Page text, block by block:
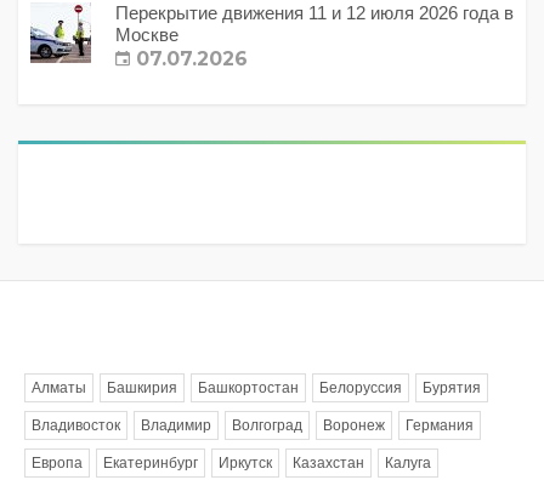
Перекрытие движения 11 и 12 июля 2026 года в
Москве
07.07.2026
Алматы Башкирия Башкортостан Белоруссия Бурятия
Владивосток Владимир Волгоград Воронеж Германия
Европа Екатеринбург Иркутск Казахстан Калуга